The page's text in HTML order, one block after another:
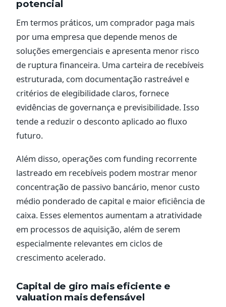
potencial
Em termos práticos, um comprador paga mais
por uma empresa que depende menos de
soluções emergenciais e apresenta menor risco
de ruptura financeira. Uma carteira de recebíveis
estruturada, com documentação rastreável e
critérios de elegibilidade claros, fornece
evidências de governança e previsibilidade. Isso
tende a reduzir o desconto aplicado ao fluxo
futuro.
Além disso, operações com funding recorrente
lastreado em recebíveis podem mostrar menor
concentração de passivo bancário, menor custo
médio ponderado de capital e maior eficiência de
caixa. Esses elementos aumentam a atratividade
em processos de aquisição, além de serem
especialmente relevantes em ciclos de
crescimento acelerado.
Capital de giro mais eficiente e
valuation mais defensável